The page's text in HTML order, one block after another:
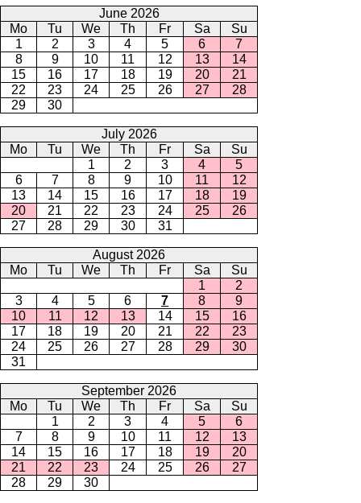
June 2026
Mo
Tu We Th Fr Sa
Su
1
2 3 4 5 6
7
8
9 10 11 12 13
14
15
16 17 18 19 20
21
22
23 24 25 26 27
28
29
30
July 2026
Mo
Tu We Th Fr Sa
Su
1
2 3 4
5
6
7 8 9 10 11
12
13
14 15 16 17 18
19
20
21 22 23 24 25
26
27
28 29 30 31
August 2026
Mo
Tu We Th Fr Sa
Su
1
2
3
4 5 6 7 8
9
10
11 12 13 14 15
16
17
18 19 20 21 22
23
24
25 26 27 28 29
30
31
September 2026
Mo
Tu We Th Fr Sa
Su
1
2 3 4 5
6
7
8 9 10 11 12
13
14
15 16 17 18 19
20
21
22 23 24 25 26
27
28
29 30